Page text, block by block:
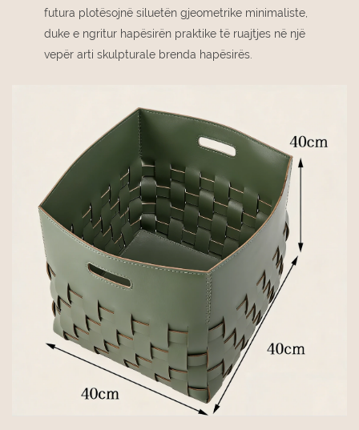
futura plotësojnë siluetën gjeometrike minimaliste,
duke e ngritur hapësirën praktike të ruajtjes në një
vepër arti skulpturale brenda hapësirës.